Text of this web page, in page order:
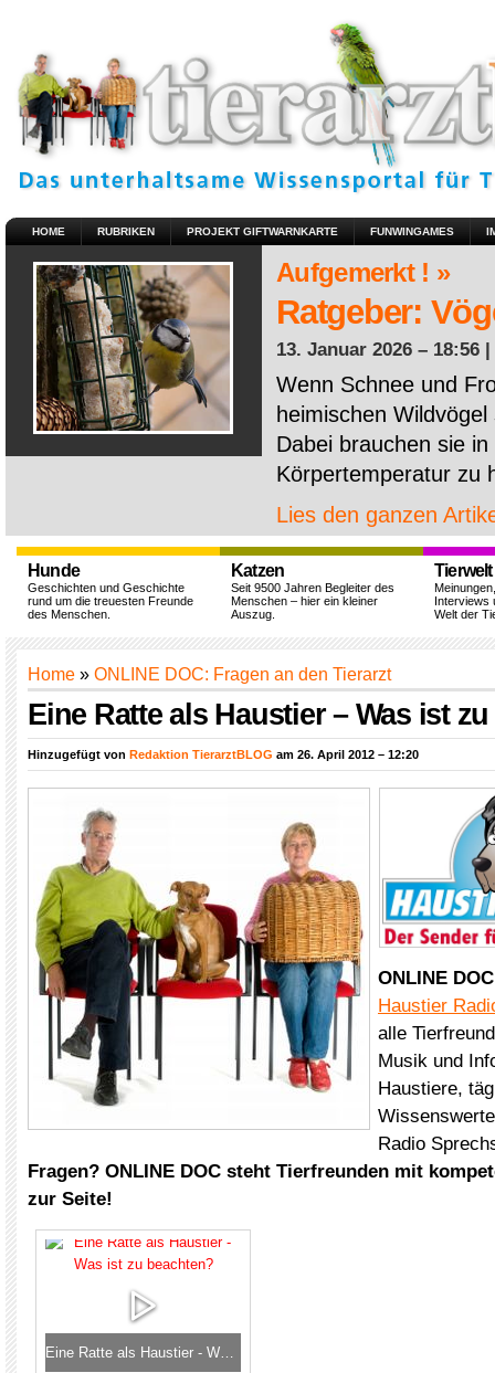
HOME RUBRIKEN PROJEKT GIFTWARNKARTE FUNWINGAMES
Aufgemerkt ! »
Ratgeber:
13. Januar 2026 – 18:56 |
Wenn Schnee und
heimischen
Dabei brauchen sie
Körpertemperatur zu
Lies den ganzen
Hunde
Geschichten und Geschichte
rund um die treuesten Freunde
des Menschen.
Katzen
Seit 9500 Jahren Begleiter des
Menschen – hier ein kleiner
Auszug.
Tierwelt
Interviews
Welt der
Home » ONLINE DOC: Fragen an den Tierarzt
Eine Ratte als Haustier – Was ist
Hinzugefügt von Redaktion TierarztBLOG am 26. April 2012 – 12:20
ONLINE
Haustier
alle
Musik und
Haustiere,
Radio
Fragen? ONLINE DOC steht Tierfreunden mit
zur Seite!
Eine Ratte als Haustier - Was ist zu beachten?